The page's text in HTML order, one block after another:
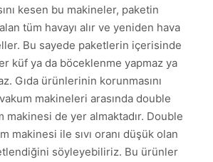
kesen bu makineler, paketin
tüm havayı alır ve yeniden hava
Bu sayede paketlerin içerisinde
küf ya da böceklenme yapmaz ya
Gıda ürünlerinin korunmasını
makineleri arasında double
makinesi de yer almaktadır. Double
makinesi ile sıvı oranı düşük olan
söyleyebiliriz. Bu ürünler